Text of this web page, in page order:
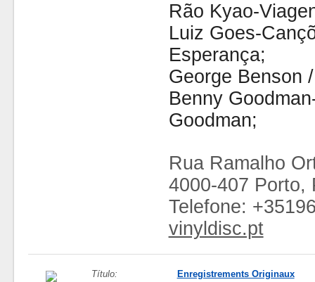
Rão Kyao-
Luiz Goes-
Esperança;
George Benson
Benny
Goodman;
Rua Ramalho
4000-407 Porto,
Telefone:
vinyldisc.pt
Título:
Enregistrements Originaux